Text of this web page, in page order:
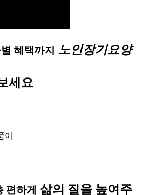
혜택까지 노인장기요양
세요
이
편하게 삶의 질을 높여주